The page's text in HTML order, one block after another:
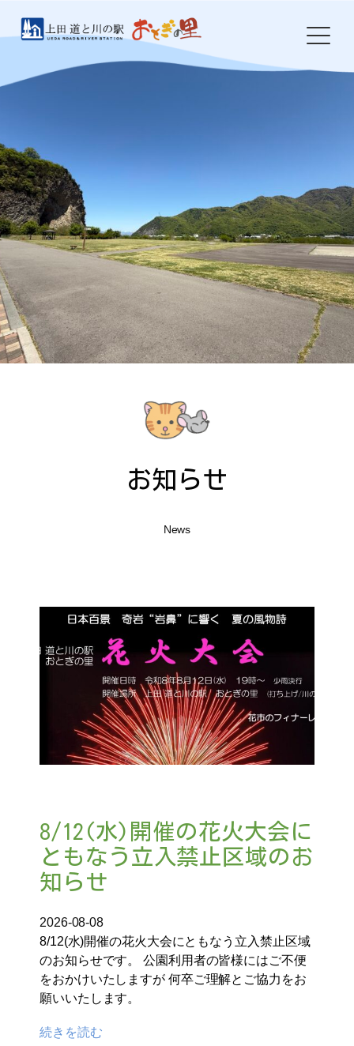
イベント
農産物・特産品
食事処 岩鼻
ドッグラン
防災・環境整備
お知らせ
News
8/12(水)開催の花火大会に
ともなう立入禁止区域のお
知らせ
2026-08-08
8/12(水)開催の花火大会にともなう立入禁止区域
のお知らせです。 公園利用者の皆様にはご不便
をおかけいたしますが 何卒ご理解とご協力をお
願いいたします。
続きを読む